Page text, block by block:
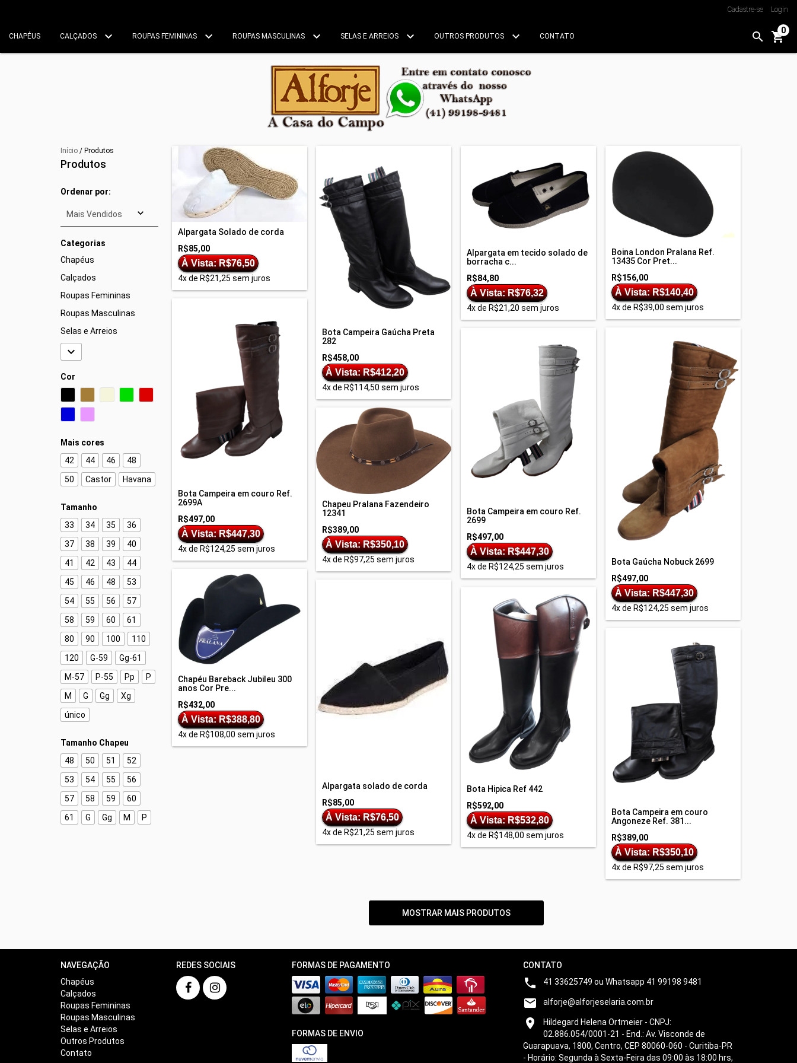
Cadastre-se Login
CHAPÉUS CALÇADOS ROUPAS FEMININAS ROUPAS MASCULINAS SELAS E ARREIOS OUTROS PRODUTOS CONTATO
0
Início / Produtos
Produtos
Ordenar por:
Categorias
Chapéus
Calçados
Roupas Femininas
Roupas Masculinas
Selas e Arreios

Cor
Mais cores
42
44 46
48
50
Castor Havana
Tamanho
33
34 35
36
37
38 39
40
41
42 43
44
45
46 48
53
54
55 56
57
58
59 60
61
80
90 100
110
120
G-59
Gg-61
M-57
P-55 Pp
P
M
G Gg
Xg
único
Tamanho Chapeu
48
50 51
52
53
54 55
56
57
58 59
60
61
G Gg M P
Alpargata Solado de corda
R$85,00
À Vista: R$76,50
4x de R$21,25 sem juros
Bota Campeira Gaúcha Preta
282
R$458,00
À Vista: R$412,20
4x de R$114,50 sem juros
Alpargata em tecido solado de
borracha c...
R$84,80
À Vista: R$76,32
4x de R$21,20 sem juros
Boina London Pralana Ref.
13435 Cor Pret...
R$156,00
À Vista: R$140,40
4x de R$39,00 sem juros
Bota Campeira em couro Ref.
2699A
R$497,00
À Vista: R$447,30
4x de R$124,25 sem juros
Chapeu Pralana Fazendeiro
12341
R$389,00
À Vista: R$350,10
4x de R$97,25 sem juros
Bota Campeira em couro Ref.
2699
R$497,00
À Vista: R$447,30
4x de R$124,25 sem juros
Bota Gaúcha Nobuck 2699
R$497,00
À Vista: R$447,30
4x de R$124,25 sem juros
Chapéu Bareback Jubileu 300
anos Cor Pre...
R$432,00
À Vista: R$388,80
4x de R$108,00 sem juros
Alpargata solado de corda
R$85,00
À Vista: R$76,50
4x de R$21,25 sem juros
Bota Hipica Ref 442
R$592,00
À Vista: R$532,80
4x de R$148,00 sem juros
Bota Campeira em couro
Angoneze Ref. 381...
R$389,00
À Vista: R$350,10
4x de R$97,25 sem juros
MOSTRAR MAIS PRODUTOS
NAVEGAÇÃO
Chapéus
Calçados
Roupas Femininas
Roupas Masculinas
Selas e Arreios
Outros Produtos
Contato
REDES SOCIAIS FORMAS DE PAGAMENTO
FORMAS DE ENVIO
CONTATO
 41 33625749 ou Whatsapp 41 99198 9481
 alforje@alforjeselaria.com.br

Hildegard Helena Ortmeier - CNPJ:
02.886.054/0001-21 - End.: Av. Visconde de
Guarapuava, 1800, Centro, CEP 80060-060 - Curitiba-PR
- Horário: Segunda à Sexta-Feira das 09:00 às 18:00 hrs,